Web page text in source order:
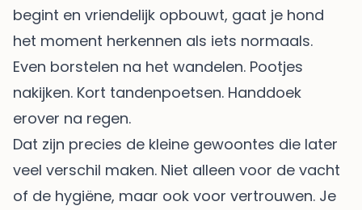
begint en vriendelijk opbouwt, gaat je hond
het moment herkennen als iets normaals.
Even borstelen na het wandelen. Pootjes
nakijken. Kort tandenpoetsen. Handdoek
erover na regen.
Dat zijn precies de kleine gewoontes die later
veel verschil maken. Niet alleen voor de vacht
of de hygiëne, maar ook voor vertrouwen. Je